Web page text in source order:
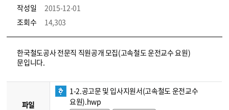
작성일
2015-12-01
조회수
14,303
코레일소개_경영공시_채용공고 상세보기 – 내용, 파일, 담당자 연락처로 구성
한국철도공사 전문직 직원공개 모집(고속철도 운전교수 요원)
문입니다.
파일
1-2.공고문 및 입사지원서(고속철도 운전교수
요원).hwp